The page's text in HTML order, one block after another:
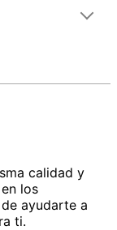
calidad y
los
ayudarte a
ti.